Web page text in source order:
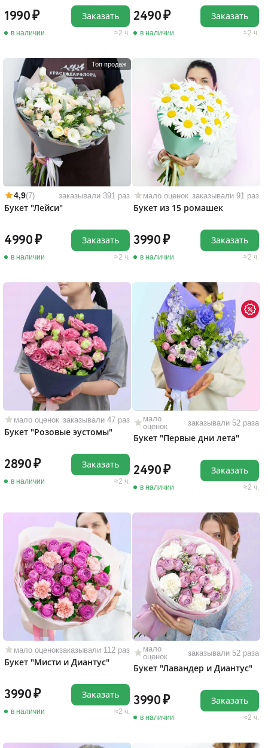
1990
в наличии 2 ч.
Заказать 2490
в наличии 2 ч.
Заказать
Топ продаж
4,9(7) заказывали 391 раз
Букет "Лейси"
4990
в наличии 2 ч.
Заказать
мало оценок заказывали 91 раз
Букет из 15 ромашек
3990
в наличии 2 ч.
Заказать
мало оценок заказывали 47 раз
Букет "Розовые эустомы"
2890
в наличии 2 ч.
Заказать
мало
оценок
заказывали 52 раза
Букет "Первые дни лета"
2490
в наличии 2 ч.
Заказать
мало оценокзаказывали 112 раз
Букет "Мисти и Диантус"
3990
в наличии 2 ч.
Заказать
мало
оценок
заказывали 52 раза
Букет "Лавандер и Диантус"
3990
в наличии 2 ч.
Заказать